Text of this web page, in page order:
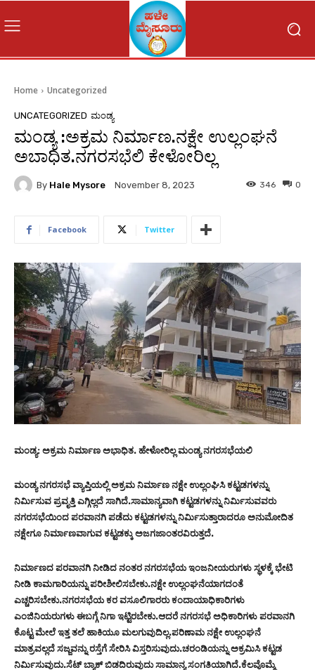
Home Uncategorized
UNCATEGORIZED ಮಂಡ್ಯ
ಮಂಡ್ಯ :ಅಕ್ರಮ ನಿರ್ಮಾಣ.ನಕ್ಷೇ ಉಲ್ಲಂಘನೆ
ಅಬಾಧಿತ.ನಗರಸಭೆಲಿ ಕೇಳೋರಿಲ್ಲ
By Hale Mysore November 8, 2023 0
346
Facebook Twitter
ಮಂಡ್ಯ: ಅಕ್ರಮ ನಿರ್ಮಾಣ ಅಭಾಧಿತ. ಹೇಳೋರಿಲ್ಲ ಮಂಡ್ಯ ನಗರಸಭೆಯಲಿ
ಮಂಡ್ಯ ನಗರಸಭೆ ವ್ಯಾಪ್ತಿಯಲ್ಲಿ ಅಕ್ರಮ ನಿರ್ಮಾಣ ನಕ್ಷೇ ಉಲ್ಲಂಘಿಸಿ ಕಟ್ಟಡಗಳನ್ನು
ನಿರ್ಮಿಸುವ ಪ್ರವೃತ್ತಿ ಎಗ್ಗಿಲ್ಲದೆ ಸಾಗಿದೆ.ಸಾಮಾನ್ಯವಾಗಿ ಕಟ್ಟಡಗಳನ್ನು ನಿರ್ಮಿಸುವವರು
ನಗರಸಭೆಯಿಂದ ಪರವಾನಗಿ ಪಡೆದು ಕಟ್ಟಡಗಳನ್ನು ನಿರ್ಮಿಸುತ್ತಾರಾದರೂ ಅನುಮೋದಿತ
ನಕ್ಷೇಗೂ ನಿರ್ಮಾಣವಾಗುವ ಕಟ್ಟಡಕ್ಕು ಅಜಗಜಾಂತರವಿರುತ್ತದೆ.
ನಿರ್ಮಾಣದ ಪರವಾನಗಿ ನೀಡಿದ ನಂತರ ನಗರಸಭೆಯ ಇಂಜನೀಯರುಗಳು ಸ್ಥಳಕ್ಕೆ ಭೇಟಿ
ನೀಡಿ ಕಾಮಗಾರಿಯನ್ನು ಪರೀಶೀಲಿಸಬೇಕು.ನಕ್ಷೇ ಉಲ್ಲಂಘನೆಯಾಗದಂತೆ
ಎಚ್ಚರಿಸಬೇಕು.ನಗರಸಭೆಯ ಕರ ವಸೂಲಿಗಾರರು ಕಂದಾಯಾಧಿಕಾರಿಗಳು
ಎಂಜಿನಿಯರುಗಳು ಈಬಗ್ಗೆ ನಿಗಾ ಇಟ್ಟಿರಬೇಕು.ಆದರೆ ನಗರಸಭೆ ಅಧಿಕಾರಿಗಳು ಪರವಾನಗಿ
ಕೊಟ್ಟ ಮೇಲೆ ಇತ್ತ ತಲೆ ಹಾಕಿಯೂ ಮಲಗುವುದಿಲ್ಲ.ಪರಿಣಾಮ ನಕ್ಷೇ ಉಲ್ಲಂಘನೆ
ಮಾತ್ರವಲ್ಲದೆ ಸಜ್ಜವನ್ನು ರಸ್ತೆಗೆ ಸೇರಿಸಿ ವಿಸ್ತರಿಸುವುದು.ಚರಂಡಿಯನ್ನು ಅಕ್ರಮಿಸಿ ಕಟ್ಟಡ
ನಿರ್ಮಿಸುವುದು.ಸೆಟ್ ಬ್ಯಾಕ್ ಬಿಡದಿರುವುದು ಸಾಮಾನ್ಯ ಸಂಗತಿಯಾಗಿದೆ.ಕೆಲವೊಮ್ಮೆ